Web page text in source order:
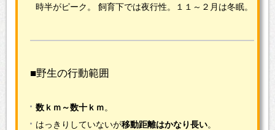
時半がピーク。
飼育下では夜行性。１１～２月は冬眠。
■野生の行動範囲
数ｋｍ～数十ｋｍ。
はっきりしていないが移動距離はかなり長い。